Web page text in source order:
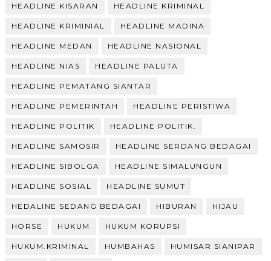
HEADLINE KISARAN HEADLINE KRIMINAL
HEADLINE KRIMINIAL HEADLINE MADINA
HEADLINE MEDAN HEADLINE NASIONAL
HEADLINE NIAS HEADLINE PALUTA
HEADLINE PEMATANG SIANTAR
HEADLINE PEMERINTAH HEADLINE PERISTIWA
HEADLINE POLITIK HEADLINE POLITIK.
HEADLINE SAMOSIR HEADLINE SERDANG BEDAGAI
HEADLINE SIBOLGA HEADLINE SIMALUNGUN
HEADLINE SOSIAL HEADLINE SUMUT
HEDALINE SEDANG BEDAGAI HIBURAN HIJAU
HORSE HUKUM HUKUM KORUPSI
HUKUM.KRIMINAL HUMBAHAS HUMISAR SIANIPAR